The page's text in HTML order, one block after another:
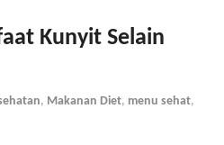
Kunyit Selain
, Makanan Diet, menu sehat,